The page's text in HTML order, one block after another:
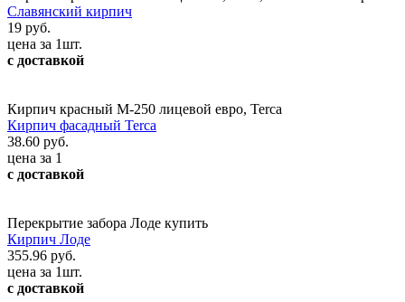
Славянский кирпич
19 руб.
цена за 1шт.
с доставкой
Кирпич красный М-250 лицевой евро, Terca
Кирпич фасадный Terca
38.60 руб.
цена за 1
с доставкой
Перекрытие забора Лоде купить
Кирпич Лоде
355.96 руб.
цена за 1шт.
с доставкой